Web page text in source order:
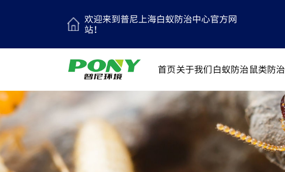
欢迎来到普尼上海白蚁防治中心官方网
站！
首页关于我们白蚁防治鼠类防治